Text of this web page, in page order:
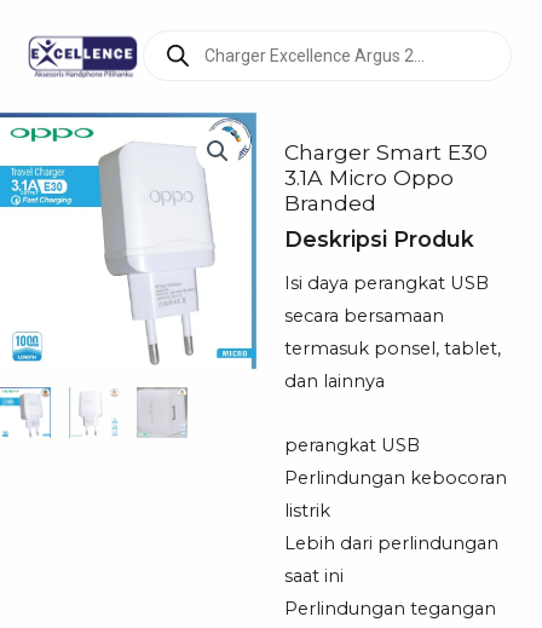
search
Charger Smart E30
3.1A Micro Oppo
Branded
Deskripsi Produk
Isi daya perangkat USB
secara bersamaan
termasuk ponsel, tablet,
dan lainnya
perangkat USB
Perlindungan kebocoran
listrik
Lebih dari perlindungan
saat ini
Perlindungan tegangan